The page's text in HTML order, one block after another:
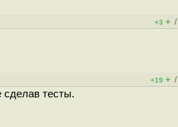
+3 + /
+19 + /
сделав тесты.